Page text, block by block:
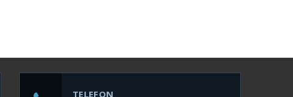
TELEFON